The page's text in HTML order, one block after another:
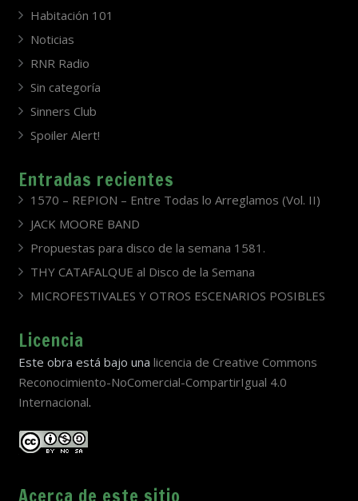
Habitación 101
Noticias
RNR Radio
Sin categoría
Sinners Club
Spoiler Alert!
Entradas recientes
1570 – REPION – Entre Todas lo Arreglamos (Vol. II)
JACK MOORE BAND
Propuestas para disco de la semana 1581.
THY CATAFALQUE al Disco de la Semana
MICROFESTIVALES Y OTROS ESCENARIOS POSIBLES
Licencia
Este obra está bajo una licencia de Creative Commons
Reconocimiento-NoComercial-CompartirIgual 4.0
Internacional.
Acerca de este sitio